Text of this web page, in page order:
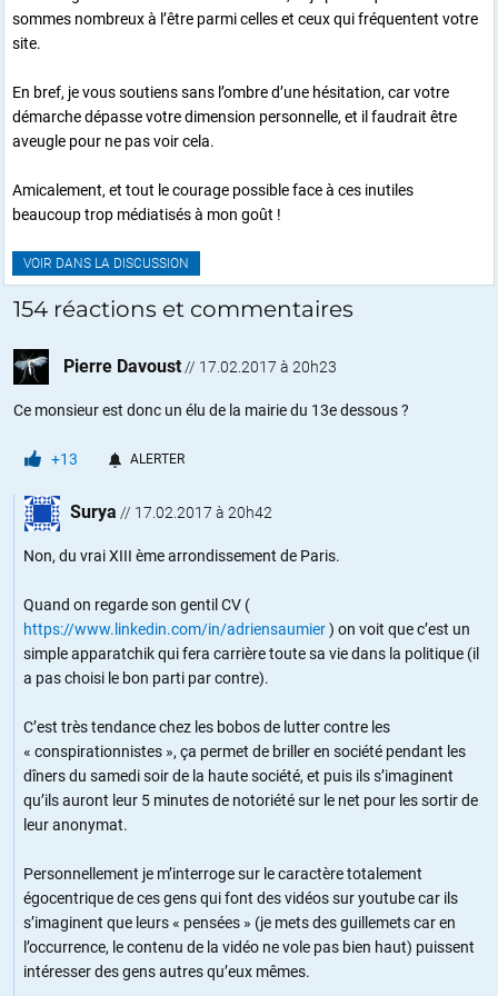
sommes nombreux à l’être parmi celles et ceux qui fréquentent votre
site.
En bref, je vous soutiens sans l’ombre d’une hésitation, car votre
démarche dépasse votre dimension personnelle, et il faudrait être
aveugle pour ne pas voir cela.
Amicalement, et tout le courage possible face à ces inutiles
beaucoup trop médiatisés à mon goût !
VOIR DANS LA DISCUSSION
154 réactions et commentaires
Pierre Davoust // 17.02.2017 à 20h23
Ce monsieur est donc un élu de la mairie du 13e dessous ?
+13 ALERTER
Surya // 17.02.2017 à 20h42
Non, du vrai XIII ème arrondissement de Paris.
Quand on regarde son gentil CV (
https://www.linkedin.com/in/adriensaumier) on voit que c’est un
simple apparatchik qui fera carrière toute sa vie dans la politique (il
a pas choisi le bon parti par contre).
C’est très tendance chez les bobos de lutter contre les
« conspirationnistes », ça permet de briller en société pendant les
dîners du samedi soir de la haute société, et puis ils s’imaginent
qu’ils auront leur 5 minutes de notoriété sur le net pour les sortir de
leur anonymat.
Personnellement je m’interroge sur le caractère totalement
égocentrique de ces gens qui font des vidéos sur youtube car ils
s’imaginent que leurs « pensées » (je mets des guillemets car en
l’occurrence, le contenu de la vidéo ne vole pas bien haut) puissent
intéresser des gens autres qu’eux mêmes.